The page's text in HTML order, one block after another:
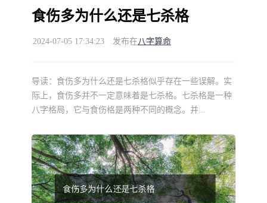
食伤多为什么还是七杀格
2024-07-05 17:34:23 发布在八字算命
导读： 食伤多为什么还是七杀格似乎存在一些误解。实
际上，食伤多并不一定意味着是七杀格。七杀格是一种
八字格局，它与食伤格是两种不同的概念。并...